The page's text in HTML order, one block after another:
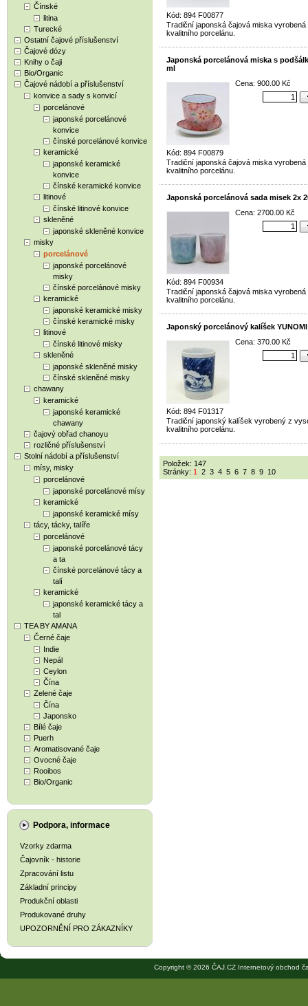
Čínské
litina
Turecké
Ostatní čajové příslušenství
Čajové dózy
Knihy o čaji
Bio/Organic
Čajové nádobí a příslušenství
konvice a sady s konvicí
porcelánové
japonské porcelánové
konvice
čínské porcelánové konvice
keramické
japonské keramické
konvice
čínské keramické konvice
litinové
čínské litinové konvice
skleněné
japonské skleněné konvice
misky
porcelánové
japonské porcelánové
misky
čínské porcelánové misky
keramické
japonské keramické misky
čínské keramické misky
litinové
čínské litinové misky
skleněné
japonské skleněné misky
čínské skleněné misky
chawany
keramické
japonské keramické
chawany
čajový obřad chanoyu
rozličné příslušenství
Stolní nádobí a příslušenství
mísy, misky
porcelánové
japonské porcelánové mísy
keramické
japonské keramické mísy
tácy, tácky, talíře
porcelánové
japonské porcelánové tácy
a ta
čínské porcelánové tácy a
talí
keramické
japonské keramické tácy a
tal
TEA BY AMANA
Černé čaje
Indie
Nepál
Ceylon
Čína
Zelené čaje
Čína
Japonsko
Bílé čaje
Puerh
Aromatisované čaje
Ovocné čaje
Rooibos
Bio/Organic
Podpora, informace
Vzorky zdarma
Čajovník - historie
Zpracování listu
Základní principy
Produkční oblasti
Produkované druhy
UPOZORNĚNÍ PRO ZÁKAZNÍKY
Kód: 894 F00877
Tradiční japonská čajová miska
kvalitního porcelánu.
Japonská porcelánová miska s
ml
Kód: 894 F00879
Cena: 900.00 Kč
Tradiční japonská čajová miska
kvalitního porcelánu.
Japonská porcelánová sada misek 2x
Kód: 894 F00934
Cena: 2700.00 Kč
Tradiční japonská čajová miska
kvalitního porcelánu.
Japonský porcelánový kalíšek
Kód: 894 F01317
Cena: 370.00 Kč
Tradiční japonský kalíšek vyrobený z
kvalitního porcelánu.
Položek: 147
Stránky: 1 2 3 4 5 6 7 8 9 10
Copyright © 2026 ČAJ.CZ Internetový obchod